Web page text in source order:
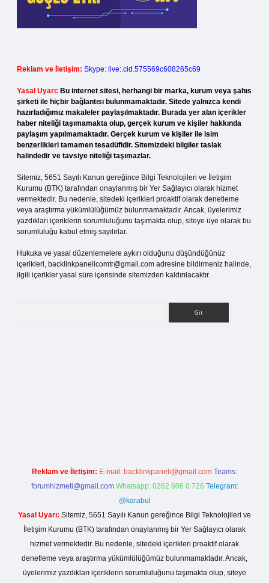
Reklam ve İletişim: Skype: live:.cid.575569c608265c69
Yasal Uyarı: Bu internet sitesi, herhangi bir marka, kurum veya şahıs
şirketi ile hiçbir bağlantısı bulunmamaktadır. Sitede yalnızca kendi
hazırladığımız makaleler paylaşılmaktadır. Burada yer alan içerikler
haber niteliği taşımamakta olup, gerçek kurum ve kişiler hakkında
paylaşım yapılmamaktadır. Gerçek kurum ve kişiler ile isim
benzerlikleri tamamen tesadüfidir. Sitemizdeki bilgiler taslak
halindedir ve tavsiye niteliği taşımazlar.
Sitemiz, 5651 Sayılı Kanun gereğince Bilgi Teknolojileri ve İletişim
Kurumu (BTK) tarafından onaylanmış bir Yer Sağlayıcı olarak hizmet
vermektedir. Bu nedenle, sitedeki içerikleri proaktif olarak denetleme
veya araştırma yükümlülüğümüz bulunmamaktadır. Ancak, üyelerimiz
yazdıkları içeriklerin sorumluluğunu taşımakta olup, siteye üye olarak bu
sorumluluğu kabul etmiş sayılırlar.
Hukuka ve yasal düzenlemelere aykırı olduğunu düşündüğünüz
içerikleri, backlinkpanelicomtr@gmail.com adresine bildirmeniz halinde,
ilgili içerikler yasal süre içerisinde sitemizden kaldırılacaktır.
Reklam ve İletişim: E-mail: backlinkpaneli@gmail.com Teams:
forumhizmeti@gmail.com Whatsapp: 0262 606 0 726 Telegram:
@karabul
Yasal Uyarı: Sitemiz, 5651 Sayılı Kanun gereğince Bilgi Teknolojileri ve
İletişim Kurumu (BTK) tarafından onaylanmış bir Yer Sağlayıcı olarak
hizmet vermektedir. Bu nedenle, sitedeki içerikleri proaktif olarak
denetleme veya araştırma yükümlülüğümüz bulunmamaktadır. Ancak,
üyelerimiz yazdıkları içeriklerin sorumluluğunu taşımakta olup, siteye